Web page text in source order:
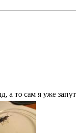
а то сам я уже